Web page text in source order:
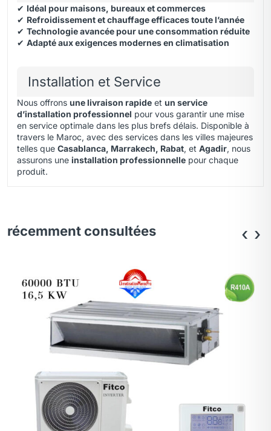
✔ Idéal pour maisons, bureaux et commerces
✔ Refroidissement et chauffage efficaces toute l’année
✔ Technologie avancée pour une consommation réduite
✔ Adapté aux exigences modernes en climatisation
Installation et Service
Nous offrons une livraison rapide et un service
d’installation professionnel pour vous garantir une mise
en service optimale dans les plus brefs délais. Disponible à
travers le Maroc, avec des services dans les villes majeures
telles que Casablanca, Marrakech, Rabat, et Agadir, nous
assurons une installation professionnelle pour chaque
produit.
récemment consultées ‹ ›